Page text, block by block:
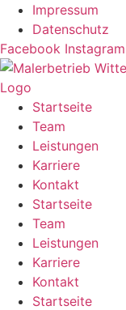
Zum
Inhalt
springen
Impressum
Datenschutz
Facebook Instagram
Startseite
Team
Leistungen
Karriere
Kontakt
Startseite
Team
Leistungen
Karriere
Kontakt
Startseite